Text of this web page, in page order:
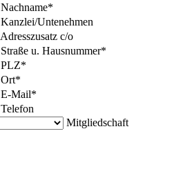
Nachname*
Kanzlei/Untenehmen
Adresszusatz c/o
Straße u. Hausnummer*
PLZ*
Ort*
E-Mail*
Telefon
Mitgliedschaft